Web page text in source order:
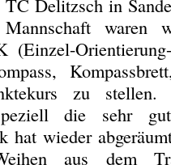
TC Delitzsch in
waren
zu stellen.
die sehr
hat wieder
aus dem